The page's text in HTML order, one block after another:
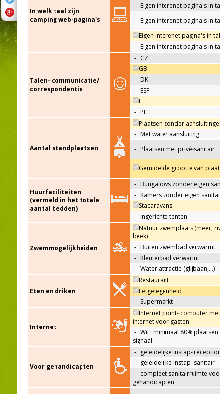
In welk taal zijn
camping web-pagina's
- Eigen interenet pagina's in
- Eigen interenet pagina's in
Eigen interenet pagina's in
- Eigen interenet pagina's in
Talen- communicatie/
correspondentie
- CZ
GB
- DK
- ESP
F
- PL
Aantal standplaatsen
Plaatsen zonder
- Met water aansluiting
- Plaatsen met privé-sanitair
Gemidelde grootte van
Huurfaciliteiten
(vermeld in het totale
aantal bedden)
- Bungalows zonder eigen
- Kamers zonder eigen
Stacaravans
- Ingerichte tenten
Zwemmogelijkheiden
Natuur zwemplaats (meer,
beek)
- Buiten zwembad verwarmt
- Kleuterbad verwarmt
- Water attractie (glijbaan,…)
Eten en driken
Restaurant
Eetgelegenheid
- Supermarkt
Internet
Internet point- computer met
internet voor gasten
- WiFi minimaal 80% plaatsen
signaal
Voor gehandicapten
-
geleidelijke instap-
-
geleidelijke instap- sanitair
- compleet sanitairruimte
gehandicapten